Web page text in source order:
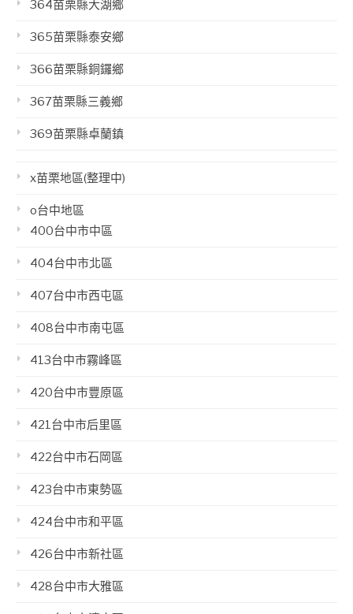
364苗栗縣大湖鄉
365苗栗縣泰安鄉
366苗栗縣銅鑼鄉
367苗栗縣三義鄉
369苗栗縣卓蘭鎮
x苗栗地區(整理中)
o台中地區
400台中市中區
404台中市北區
407台中市西屯區
408台中市南屯區
413台中市霧峰區
420台中市豐原區
421台中市后里區
422台中市石岡區
423台中市東勢區
424台中市和平區
426台中市新社區
428台中市大雅區